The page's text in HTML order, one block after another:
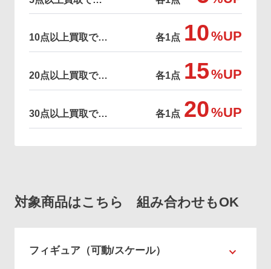
10点以上買取で… 各1点 10%UP
20点以上買取で… 各1点 15%UP
30点以上買取で… 各1点 20%UP
対象商品はこちら 組み合わせもOK
フィギュア（可動/スケール）